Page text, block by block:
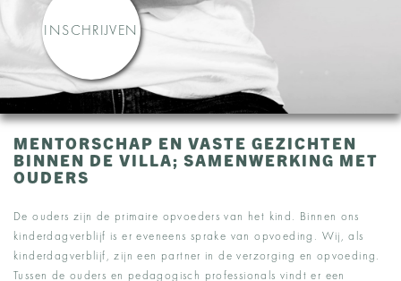
INSCHRIJVEN
MENTORSCHAP EN VASTE GEZICHTEN
BINNEN DE VILLA; SAMENWERKING MET
OUDERS
De ouders zijn de primaire opvoeders van het kind. Binnen ons
kinderdagverblijf is er eveneens sprake van opvoeding. Wij, als
kinderdagverblijf, zijn een partner in de verzorging en opvoeding.
Tussen de ouders en pedagogisch professionals vindt er een